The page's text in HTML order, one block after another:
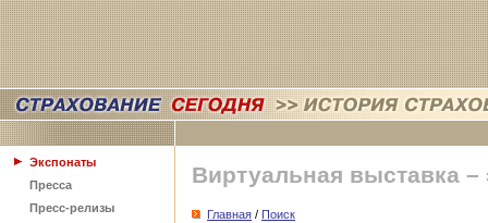
Экспонаты
Пресса
Пресс-релизы
Виртуальная выставка –
Главная / Поиск